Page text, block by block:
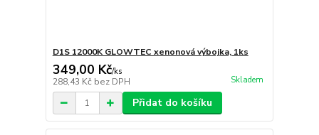
D1S 12000K GLOWTEC xenonová výbojka, 1ks
349,00 Kč/ks
288,43 Kč bez DPH Skladem
Přidat do košíku